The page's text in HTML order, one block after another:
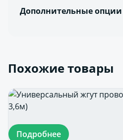
Дополнительные опции
Похожие товары
Подробнее